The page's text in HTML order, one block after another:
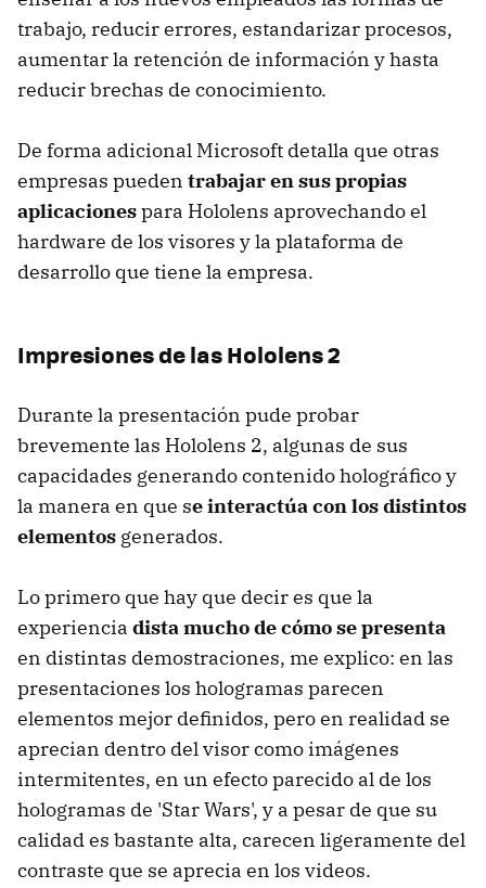
trabajo, reducir errores, estandarizar procesos,
aumentar la retención de información y hasta
reducir brechas de conocimiento.
De forma adicional Microsoft detalla que otras
empresas pueden trabajar en sus propias
aplicacionespara Hololens aprovechando el
hardware de los visores y la plataforma de
desarrollo que tiene la empresa.
Impresiones de las Hololens 2
Durante la presentación pude probar
brevemente las Hololens 2, algunas de sus
capacidades generando contenido holográfico y
la manera en que se interactúa con los distintos
elementos generados.
Lo primero que hay que decir es que la
experiencia dista mucho de cómo se presenta
en distintas demostraciones, me explico: en las
presentaciones los hologramas parecen
elementos mejor definidos, pero en realidad se
aprecian dentro del visor como imágenes
intermitentes, en un efecto parecido al de los
hologramas de 'Star Wars', y a pesar de que su
calidad es bastante alta, carecen ligeramente del
contraste que se aprecia en los videos.